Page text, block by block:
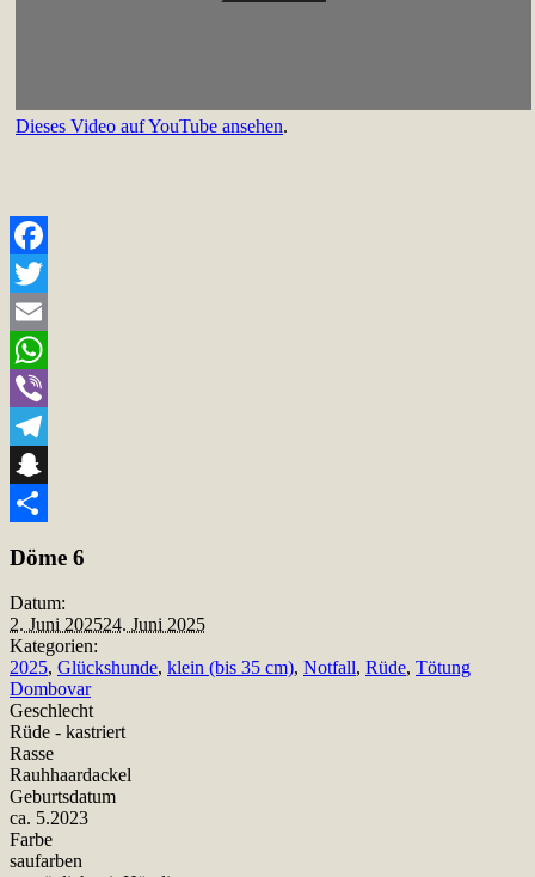
Dieses Video auf YouTube ansehen.
Facebook
Twitter
Email
WhatsApp
Viber
Telegram
Snapchat
Döme 6
Datum:
2. Juni 202524. Juni 2025
Kategorien:
2025, Glückshunde, klein (bis 35 cm), Notfall, Rüde, Tötung
Dombovar
Geschlecht
Rüde - kastriert
Rasse
Rauhhaardackel
Geburtsdatum
ca. 5.2023
Farbe
saufarben